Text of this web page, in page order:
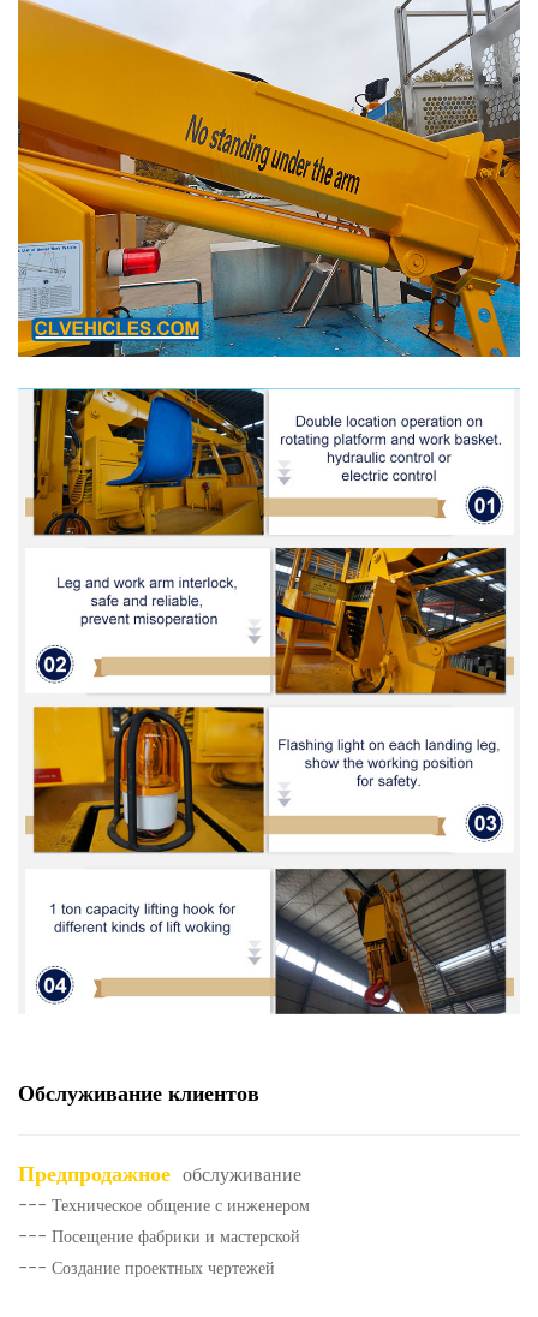
Обслуживание клиентов
Предпродажное обслуживание
--- Техническое общение с инженером
--- Посещение фабрики и мастерской
--- Создание проектных чертежей